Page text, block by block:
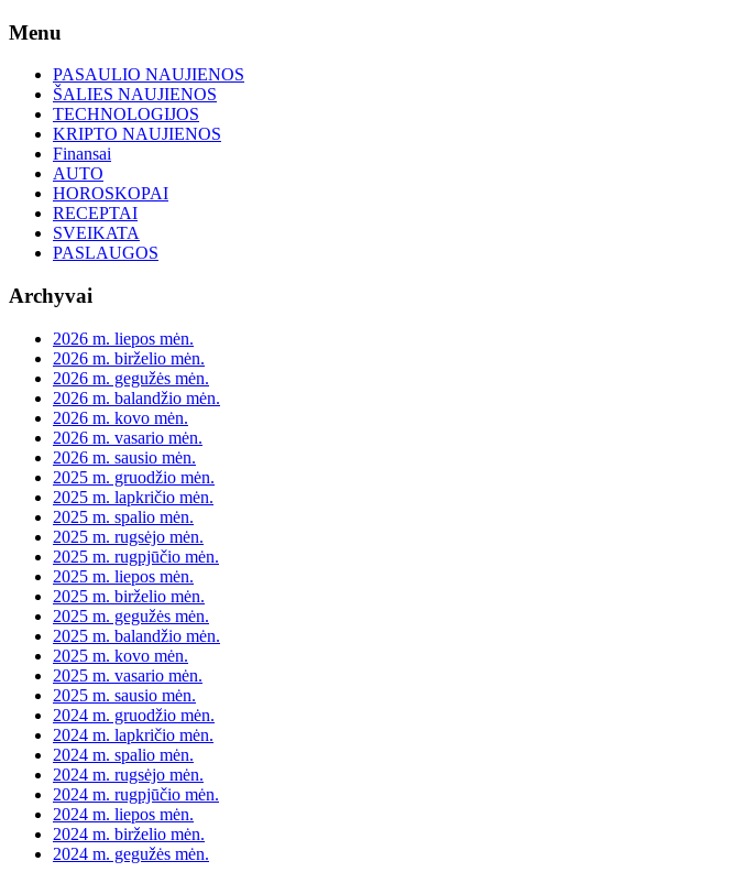
Skip
content
Menu
PASAULIO NAUJIENOS
ŠALIES NAUJIENOS
TECHNOLOGIJOS
KRIPTO NAUJIENOS
Finansai
AUTO
HOROSKOPAI
RECEPTAI
SVEIKATA
PASLAUGOS
Archyvai
2026 m. liepos mėn.
2026 m. birželio mėn.
2026 m. gegužės mėn.
2026 m. balandžio mėn.
2026 m. kovo mėn.
2026 m. vasario mėn.
2026 m. sausio mėn.
2025 m. gruodžio mėn.
2025 m. lapkričio mėn.
2025 m. spalio mėn.
2025 m. rugsėjo mėn.
2025 m. rugpjūčio mėn.
2025 m. liepos mėn.
2025 m. birželio mėn.
2025 m. gegužės mėn.
2025 m. balandžio mėn.
2025 m. kovo mėn.
2025 m. vasario mėn.
2025 m. sausio mėn.
2024 m. gruodžio mėn.
2024 m. lapkričio mėn.
2024 m. spalio mėn.
2024 m. rugsėjo mėn.
2024 m. rugpjūčio mėn.
2024 m. liepos mėn.
2024 m. birželio mėn.
2024 m. gegužės mėn.